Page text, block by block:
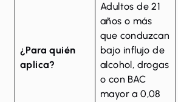
¿Para quién
aplica?
Adultos de 21
años o más
que conduzcan
bajo influjo de
alcohol, drogas
o con BAC
mayor a 0,08